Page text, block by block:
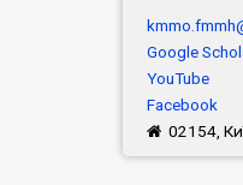
Google
YouTube
Facebook
02154,